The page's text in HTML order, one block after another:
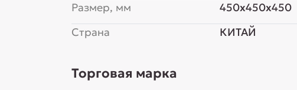
Размер, мм
450x450x450
Страна
КИТАЙ
Торговая марка